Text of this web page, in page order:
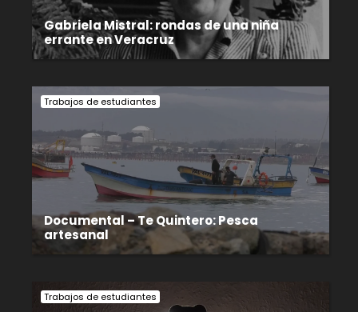
Gabriela Mistral: rondas de una niña
errante en Veracruz
Trabajos de estudiantes
Documental – Te Quintero: Pesca
artesanal
Trabajos de estudiantes